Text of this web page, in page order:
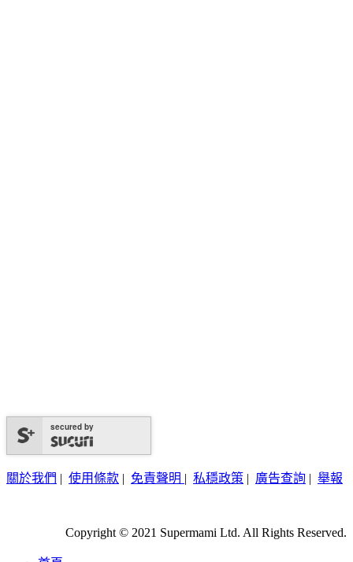
secured by
關於我們 | 使用條款 | 免責聲明 | 私穩政策 | 廣告查詢 | 舉報
Copyright © 2021 Supermami Ltd. All Rights Reserved.